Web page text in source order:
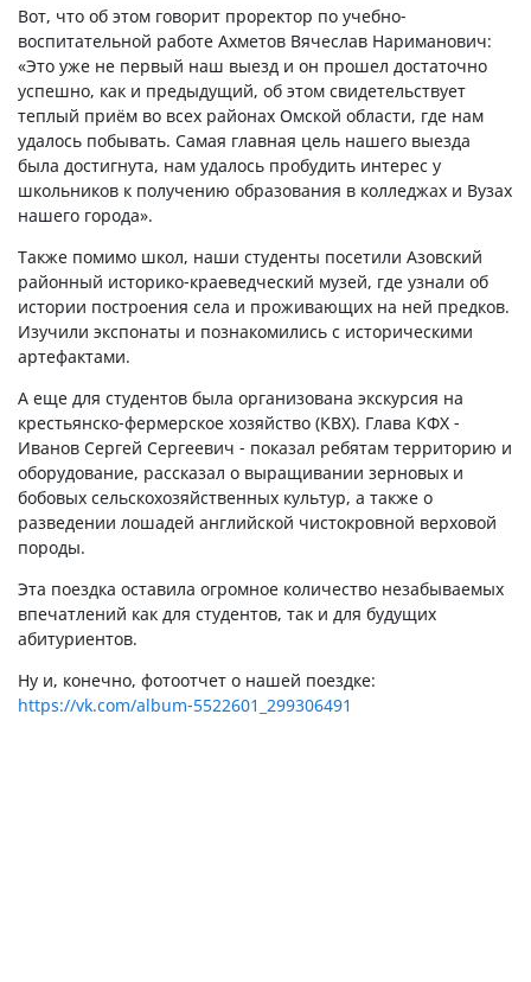
Вот, что об этом говорит проректор по учебно-
воспитательной работе Ахметов Вячеслав Нариманович:
«Это уже не первый наш выезд и он прошел достаточно
успешно, как и предыдущий, об этом свидетельствует
теплый приём во всех районах Омской области, где нам
удалось побывать. Самая главная цель нашего выезда
была достигнута, нам удалось пробудить интерес у
школьников к получению образования в колледжах и Вузах
нашего города».
Также помимо школ, наши студенты посетили Азовский
районный историко-краеведческий музей, где узнали об
истории построения села и проживающих на ней предков.
Изучили экспонаты и познакомились с историческими
артефактами.
А еще для студентов была организована экскурсия на
крестьянско-фермерское хозяйство (КВХ). Глава КФХ -
Иванов Сергей Сергеевич - показал ребятам территорию и
оборудование, рассказал о выращивании зерновых и
бобовых сельскохозяйственных культур, а также о
разведении лошадей английской чистокровной верховой
породы.
Эта поездка оставила огромное количество незабываемых
впечатлений как для студентов, так и для будущих
абитуриентов.
Ну и, конечно, фотоотчет о нашей поездке:
https://vk.com/album-5522601_299306491